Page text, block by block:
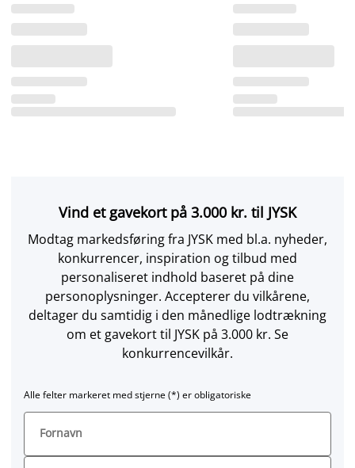
Vind et gavekort på 3.000 kr. til JYSK
Modtag markedsføring fra JYSK med bl.a. nyheder,
konkurrencer, inspiration og tilbud med
personaliseret indhold baseret på dine
personoplysninger. Accepterer du vilkårene,
deltager du samtidig i den månedlige lodtrækning
om et gavekort til JYSK på 3.000 kr. Se
konkurrencevilkår.
Alle felter markeret med stjerne (*) er obligatoriske
Fornavn